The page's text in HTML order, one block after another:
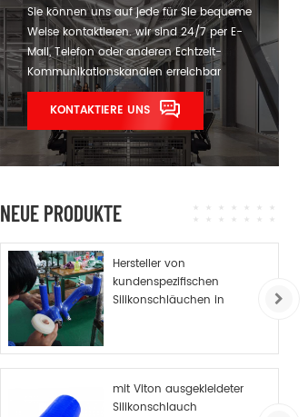
Sie können uns auf jede für Sie bequeme
Weise kontaktieren. wir sind 24/7 per E-
Mail, Telefon oder anderen Echtzeit-
Kommunikationskanälen erreichbar
KONTAKTIERE UNS
NEUE PRODUKTE
Hersteller von
kundenspezifischen
Silikonschläuchen in
mit Viton ausgekleideter
Silikonschlauch